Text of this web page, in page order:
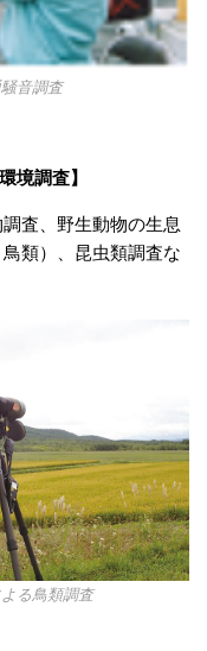
音調査
境調査】
査、野生動物の生息
類）、昆虫類調査な
る鳥類調査